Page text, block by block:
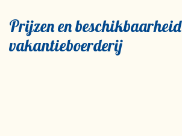
Prijzen en
vakantieboerderij